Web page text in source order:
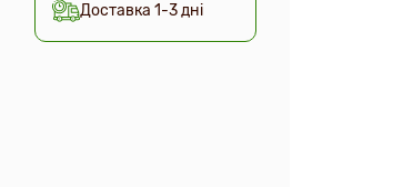
Доставка 1-3 дні